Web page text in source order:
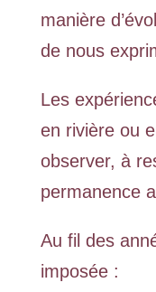
manière
de nous
Les
en rivière ou
observer, à
permanence
Au fil des
imposée :